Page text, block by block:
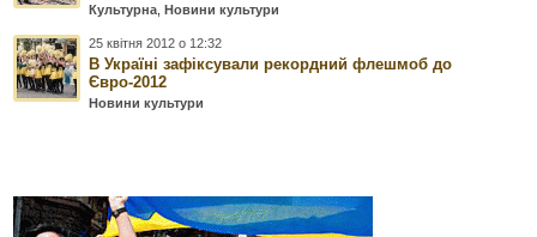
Культурна Новини культури
25 квітня 2012 о 12:32
В Україні зафіксували рекордний флешмоб до
Євро-2012
Новини культури